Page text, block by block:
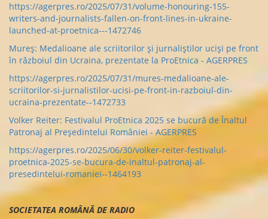
https://agerpres.ro/2025/07/31/volume-honouring-155-
writers-and-journalists-fallen-on-front-lines-in-ukraine-
launched-at-proetnica---1472746
Mureș: Medalioane ale scriitorilor și jurnaliștilor uciși pe front
în războiul din Ucraina, prezentate la ProEtnica - AGERPRES
https://agerpres.ro/2025/07/31/mures-medalioane-ale-
scriitorilor-si-jurnalistilor-ucisi-pe-front-in-razboiul-din-
ucraina-prezentate--1472733
Volker Reiter: Festivalul ProEtnica 2025 se bucură de Înaltul
Patronaj al Președintelui României - AGERPRES
https://agerpres.ro/2025/06/30/volker-reiter-festivalul-
proetnica-2025-se-bucura-de-inaltul-patronaj-al-
presedintelui-romaniei--1464193
SOCIETATEA ROMÂNĂ DE RADIO